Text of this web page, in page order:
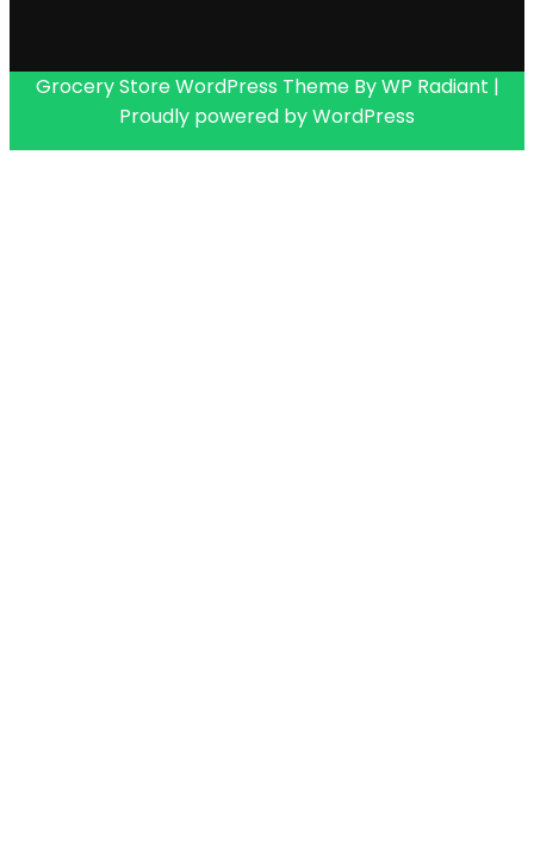
Grocery Store WordPress Theme ByWP Radiant |
Proudly powered byWordPress